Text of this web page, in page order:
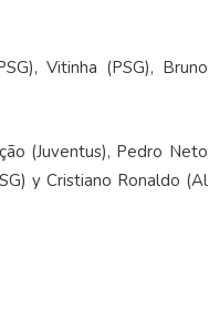
Vitinha (PSG), Bruno
(Juventus), Pedro Neto
y Cristiano Ronaldo (Al